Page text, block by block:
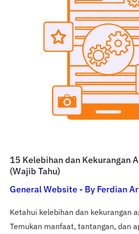
15 Kelebihan dan Kekurangan
(Wajib Tahu)
General Website - By Ferdian
Ketahui kelebihan dan kekurangan
Temukan manfaat, tantangan, dan